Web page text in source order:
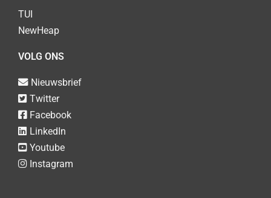
TUI
NewHeap
VOLG ONS
Nieuwsbrief
Twitter
Facebook
LinkedIn
Youtube
Instagram